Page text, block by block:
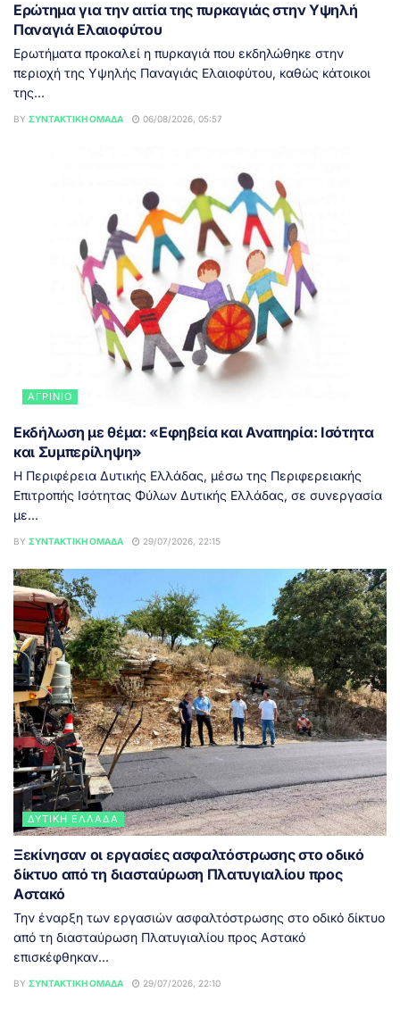
Ερώτημα για την αιτία της πυρκαγιάς στην Υψηλή
Παναγιά Ελαιοφύτου
Ερωτήματα προκαλεί η πυρκαγιά που εκδηλώθηκε στην
περιοχή της Υψηλής Παναγιάς Ελαιοφύτου, καθώς κάτοικοι
της...
BY ΣΥΝΤΑΚΤΙΚΉ ΟΜΆΔΑ 06/08/2026, 05:57
ΑΓΡΊΝΙΟ
Εκδήλωση με θέμα: «Εφηβεία και Αναπηρία: Ισότητα
και Συμπερίληψη»
Η Περιφέρεια Δυτικής Ελλάδας, μέσω της Περιφερειακής
Επιτροπής Ισότητας Φύλων Δυτικής Ελλάδας, σε συνεργασία
με...
BY ΣΥΝΤΑΚΤΙΚΉ ΟΜΆΔΑ 29/07/2026, 22:15
ΔΥΤΙΚΉ ΕΛΛΆΔΑ
Ξεκίνησαν οι εργασίες ασφαλτόστρωσης στο οδικό
δίκτυο από τη διασταύρωση Πλατυγιαλίου προς
Αστακό
Την έναρξη των εργασιών ασφαλτόστρωσης στο οδικό δίκτυο
από τη διασταύρωση Πλατυγιαλίου προς Αστακό
επισκέφθηκαν...
BY ΣΥΝΤΑΚΤΙΚΉ ΟΜΆΔΑ 29/07/2026, 22:10